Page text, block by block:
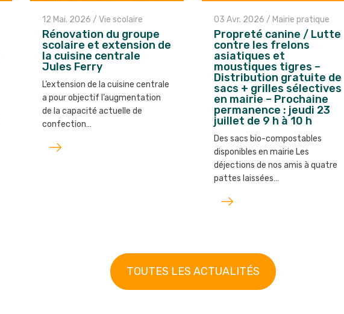
12 Mai. 2026 / Vie scolaire
Rénovation du groupe
scolaire et extension de
la cuisine centrale
Jules Ferry
L’extension de la cuisine centrale
a pour objectif l’augmentation
de la capacité actuelle de
confection…
Lire
03 Avr. 2026 / Mairie pratique
Propreté canine / Lutte
contre les frelons
asiatiques et
moustiques tigres –
Distribution gratuite de
sacs + grilles sélectives
en mairie – Prochaine
permanence : jeudi 23
juillet de 9 h à 10 h
Des sacs bio-compostables
disponibles en mairie Les
déjections de nos amis à quatre
pattes laissées…
Lire
TOUTES LES ACTUALITÉS